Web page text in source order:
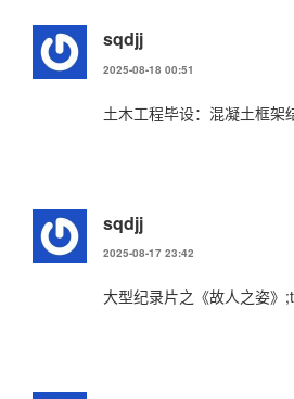
sqdjj
2025-08-18 00:51
土木工程毕设：混凝土框架
sqdjj
2025-08-17 23:42
大型纪录片之《故人之姿》